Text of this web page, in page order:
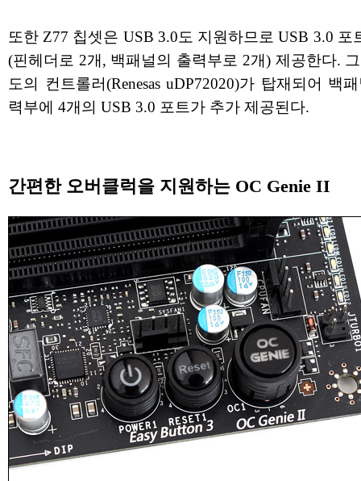
또한 Z77 칩셋은 USB 3.0도 지원하므로 USB 3.0 포
(핀헤더로 2개, 백패널의 출력부로 2개) 제공한다.
도의 컨트롤러(Renesas uDP72020)가 탑재되어 백
력부에 4개의 USB 3.0 포트가 추가 제공된다.
간편한 오버클럭을 지원하는 OC Genie II